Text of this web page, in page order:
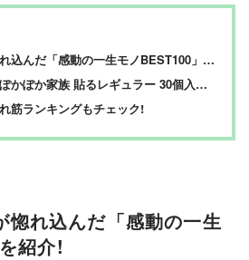
んだ「感動の一生モノBEST100」を紹介!
家族 貼るレギュラー 30個入り PKN-30HR」​
筋ランキングもチェック!
惚れ込んだ「感動の一生
紹介!